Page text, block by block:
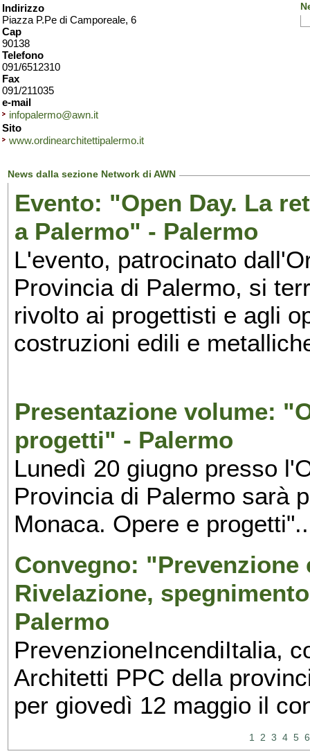
Indirizzo
Piazza P.Pe di Camporeale, 6
Cap
90138
Telefono
091/6512310
Fax
091/211035
e-mail
infopalermo@awn.it
Sito
www.ordinearchitettipalermo.it
News dalla sezione Network di AWN
Evento: "Open Day. La
a Palermo" - Palermo
L'evento, patrocinato
Provincia di Palermo, si
rivolto ai progettisti e agli
costruzioni edili e
Presentazione volume:
progetti" - Palermo
Lunedì 20 giugno presso
Provincia di Palermo sarà
Monaca. Opere e
Convegno:
Rivelazione,
Palermo
PrevenzioneIncendiItalia,
Architetti PPC della
per giovedì 12 maggio il
1 2 3 4 5 6